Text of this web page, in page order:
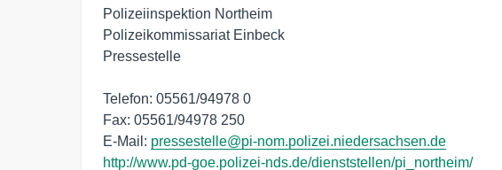
Polizeiinspektion Northeim
Polizeikommissariat Einbeck
Pressestelle
Telefon: 05561/94978 0
Fax: 05561/94978 250
E-Mail: pressestelle@pi-nom.polizei.niedersachsen.de
http://www.pd-goe.polizei-nds.de/dienststellen/pi_northeim/